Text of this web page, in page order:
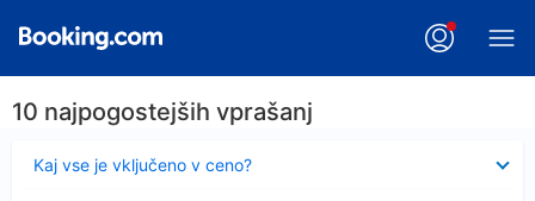
10 najpogostejših vprašanj
Kaj vse je vključeno v ceno?